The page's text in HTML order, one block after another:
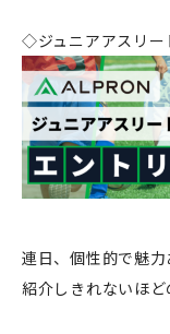
◇ジュニアアスリー
連日、個性的で魅力
紹介しきれないほど